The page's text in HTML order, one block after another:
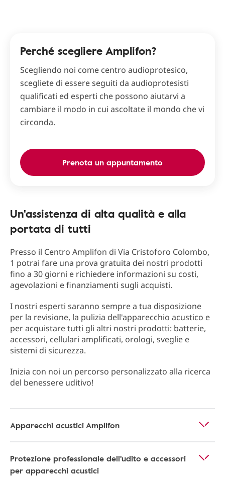
Perché scegliere Amplifon?
Scegliendo noi come centro audioprotesico,
scegliete di essere seguiti da audioprotesisti
qualificati ed esperti che possono aiutarvi a
cambiare il modo in cui ascoltate il mondo che vi
circonda.
Prenota un appuntamento
Un'assistenza di alta qualità e alla
portata di tutti
Presso il Centro Amplifon di Via Cristoforo Colombo,
1 potrai fare una prova gratuita dei nostri prodotti
fino a 30 giorni e richiedere informazioni su costi,
agevolazioni e finanziamenti sugli acquisti.
I nostri esperti saranno sempre a tua disposizione
per la revisione, la pulizia dell'apparecchio acustico e
per acquistare tutti gli altri nostri prodotti: batterie,
accessori, cellulari amplificati, orologi, sveglie e
sistemi di sicurezza.
Inizia con noi un percorso personalizzato alla ricerca
del benessere uditivo!
Apparecchi acustici Amplifon
Protezione professionale dell'udito e accessori
per apparecchi acustici